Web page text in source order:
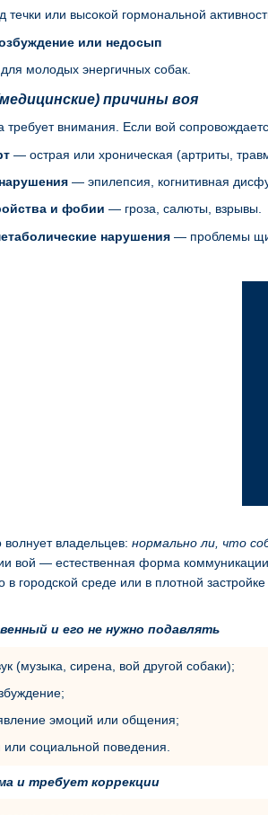
течки или высокой гормональной
или недосып
молодых энергичных собак.
причины воя
требует внимания. Если вой
— острая или хроническая (артриты,
— эпилепсия, когнитивная
и фобии — гроза, салюты, взрывы.
нарушения — проблемы
владельцев: нормально ли, что
вой — естественная форма
городской среде или в плотной
и его не нужно подавлять
(музыка, сирена, вой другой собаки);
эмоций или общения;
или социальной поведения.
и требует коррекции